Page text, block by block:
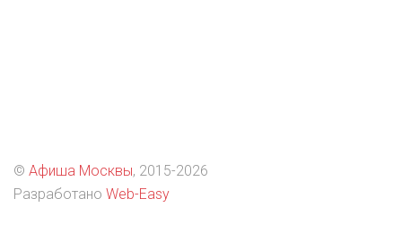
© Афиша Москвы, 2015-2026
Разработано Web-Easy